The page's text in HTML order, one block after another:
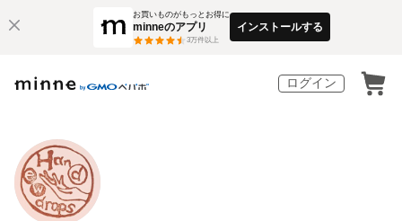
お買いものがもっとお得に
minneのアプリ
3万件以上
インストールする
ログイン